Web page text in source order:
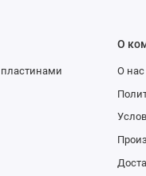
О
О нас